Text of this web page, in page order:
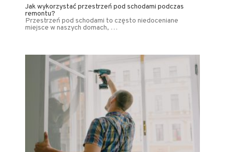
Jak wykorzystać przestrzeń pod schodami podczas
remontu?
Przestrzeń pod schodami to często niedoceniane
miejsce w naszych domach, …